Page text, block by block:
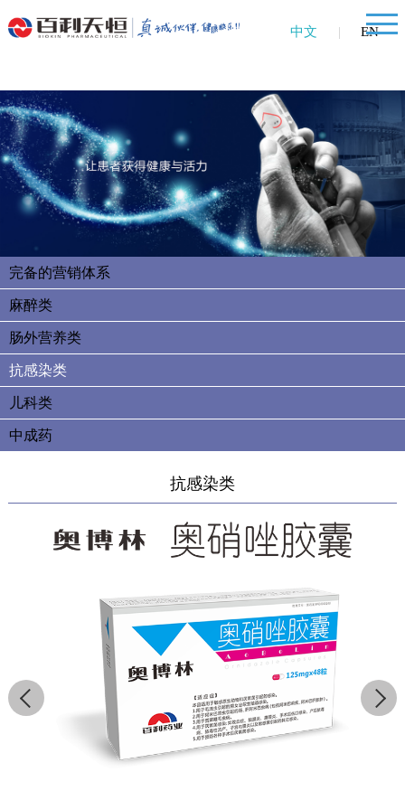
中文 | EN
完备的营销体系
麻醉类
肠外营养类
抗感染类
儿科类
中成药
抗感染类